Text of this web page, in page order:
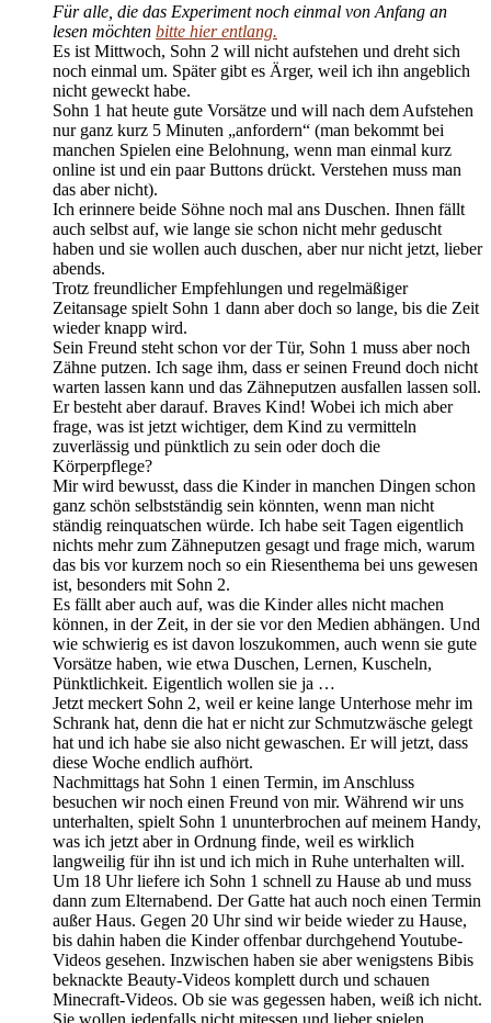
Für alle, die das Experiment noch einmal von Anfang an
lesen möchten bitte hier entlang.
Es ist Mittwoch, Sohn 2 will nicht aufstehen und dreht sich
noch einmal um. Später gibt es Ärger, weil ich ihn angeblich
nicht geweckt habe.
Sohn 1 hat heute gute Vorsätze und will nach dem Aufstehen
nur ganz kurz 5 Minuten „anfordern“ (man bekommt bei
manchen Spielen eine Belohnung, wenn man einmal kurz
online ist und ein paar Buttons drückt. Verstehen muss man
das aber nicht).
Ich erinnere beide Söhne noch mal ans Duschen. Ihnen fällt
auch selbst auf, wie lange sie schon nicht mehr geduscht
haben und sie wollen auch duschen, aber nur nicht jetzt, lieber
abends.
Trotz freundlicher Empfehlungen und regelmäßiger
Zeitansage spielt Sohn 1 dann aber doch so lange, bis die Zeit
wieder knapp wird.
Sein Freund steht schon vor der Tür, Sohn 1 muss aber noch
Zähne putzen. Ich sage ihm, dass er seinen Freund doch nicht
warten lassen kann und das Zähneputzen ausfallen lassen soll.
Er besteht aber darauf. Braves Kind! Wobei ich mich aber
frage, was ist jetzt wichtiger, dem Kind zu vermitteln
zuverlässig und pünktlich zu sein oder doch die
Körperpflege?
Mir wird bewusst, dass die Kinder in manchen Dingen schon
ganz schön selbstständig sein könnten, wenn man nicht
ständig reinquatschen würde. Ich habe seit Tagen eigentlich
nichts mehr zum Zähneputzen gesagt und frage mich, warum
das bis vor kurzem noch so ein Riesenthema bei uns gewesen
ist, besonders mit Sohn 2.
Es fällt aber auch auf, was die Kinder alles nicht machen
können, in der Zeit, in der sie vor den Medien abhängen. Und
wie schwierig es ist davon loszukommen, auch wenn sie gute
Vorsätze haben, wie etwa Duschen, Lernen, Kuscheln,
Pünktlichkeit. Eigentlich wollen sie ja …
Jetzt meckert Sohn 2, weil er keine lange Unterhose mehr im
Schrank hat, denn die hat er nicht zur Schmutzwäsche gelegt
hat und ich habe sie also nicht gewaschen. Er will jetzt, dass
diese Woche endlich aufhört.
Nachmittags hat Sohn 1 einen Termin, im Anschluss
besuchen wir noch einen Freund von mir. Während wir uns
unterhalten, spielt Sohn 1 ununterbrochen auf meinem Handy,
was ich jetzt aber in Ordnung finde, weil es wirklich
langweilig für ihn ist und ich mich in Ruhe unterhalten will.
Um 18 Uhr liefere ich Sohn 1 schnell zu Hause ab und muss
dann zum Elternabend. Der Gatte hat auch noch einen Termin
außer Haus. Gegen 20 Uhr sind wir beide wieder zu Hause,
bis dahin haben die Kinder offenbar durchgehend Youtube-
Videos gesehen. Inzwischen haben sie aber wenigstens Bibis
beknackte Beauty-Videos komplett durch und schauen
Minecraft-Videos. Ob sie was gegessen haben, weiß ich nicht.
Sie wollen jedenfalls nicht mitessen und lieber spielen.